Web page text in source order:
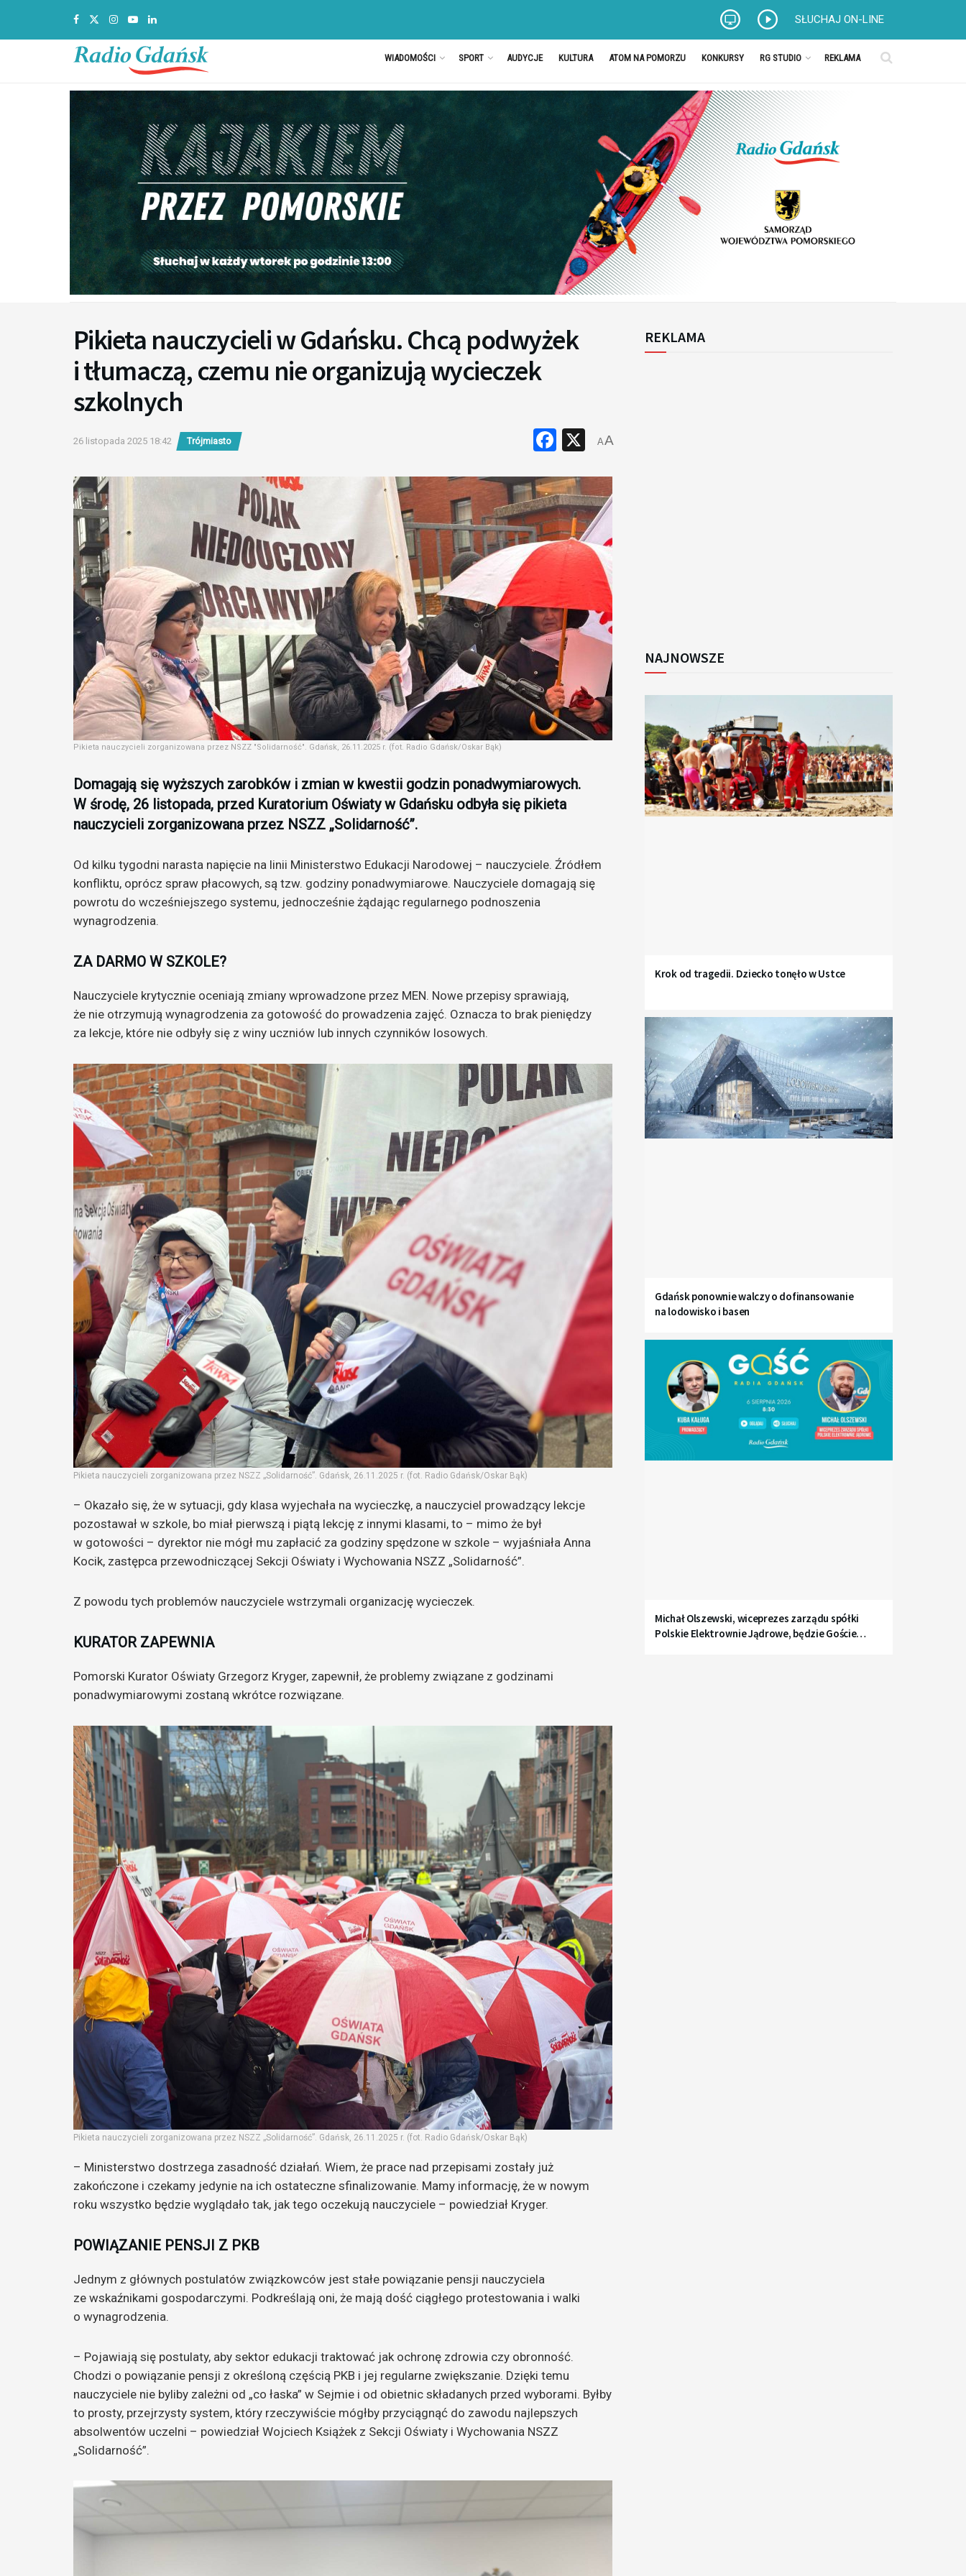
SŁUCHAJ ON-LINE
WIADOMOŚCI SPORT AUDYCJE KULTURA ATOM NA POMORZU KONKURSY RG STUDIO REKLAMA
Pikieta nauczycieli w Gdańsku. Chcą podwyżek
i tłumaczą, czemu nie organizują wycieczek
szkolnych
26 listopada 2025 18:42 Trójmiasto Facebook
X
AA
Pikieta nauczycieli zorganizowana przez NSZZ "Solidarność". Gdańsk, 26.11.2025 r. (fot. Radio Gdańsk/Oskar Bąk)
Domagają się wyższych zarobków i zmian w kwestii godzin ponadwymiarowych.
W środę, 26 listopada, przed Kuratorium Oświaty w Gdańsku odbyła się pikieta
nauczycieli zorganizowana przez NSZZ „Solidarność”.
Od kilku tygodni narasta napięcie na linii Ministerstwo Edukacji Narodowej – nauczyciele. Źródłem
konfliktu, oprócz spraw płacowych, są tzw. godziny ponadwymiarowe. Nauczyciele domagają się
powrotu do wcześniejszego systemu, jednocześnie żądając regularnego podnoszenia
wynagrodzenia.
ZA DARMO W SZKOLE?
Nauczyciele krytycznie oceniają zmiany wprowadzone przez MEN. Nowe przepisy sprawiają,
że nie otrzymują wynagrodzenia za gotowość do prowadzenia zajęć. Oznacza to brak pieniędzy
za lekcje, które nie odbyły się z winy uczniów lub innych czynników losowych.
Pikieta nauczycieli zorganizowana przez NSZZ „Solidarność”. Gdańsk, 26.11.2025 r. (fot. Radio Gdańsk/Oskar Bąk)
– Okazało się, że w sytuacji, gdy klasa wyjechała na wycieczkę, a nauczyciel prowadzący lekcje
pozostawał w szkole, bo miał pierwszą i piątą lekcję z innymi klasami, to – mimo że był
w gotowości – dyrektor nie mógł mu zapłacić za godziny spędzone w szkole – wyjaśniała Anna
Kocik, zastępca przewodniczącej Sekcji Oświaty i Wychowania NSZZ „Solidarność”.
Z powodu tych problemów nauczyciele wstrzymali organizację wycieczek.
KURATOR ZAPEWNIA
Pomorski Kurator Oświaty Grzegorz Kryger, zapewnił, że problemy związane z godzinami
ponadwymiarowymi zostaną wkrótce rozwiązane.
Pikieta nauczycieli zorganizowana przez NSZZ „Solidarność”. Gdańsk, 26.11.2025 r. (fot. Radio Gdańsk/Oskar Bąk)
– Ministerstwo dostrzega zasadność działań. Wiem, że prace nad przepisami zostały już
zakończone i czekamy jedynie na ich ostateczne sfinalizowanie. Mamy informację, że w nowym
roku wszystko będzie wyglądało tak, jak tego oczekują nauczyciele – powiedział Kryger.
POWIĄZANIE PENSJI Z PKB
Jednym z głównych postulatów związkowców jest stałe powiązanie pensji nauczyciela
ze wskaźnikami gospodarczymi. Podkreślają oni, że mają dość ciągłego protestowania i walki
o wynagrodzenia.
– Pojawiają się postulaty, aby sektor edukacji traktować jak ochronę zdrowia czy obronność.
Chodzi o powiązanie pensji z określoną częścią PKB i jej regularne zwiększanie. Dzięki temu
nauczyciele nie byliby zależni od „co łaska” w Sejmie i od obietnic składanych przed wyborami. Byłby
to prosty, przejrzysty system, który rzeczywiście mógłby przyciągnąć do zawodu najlepszych
absolwentów uczelni – powiedział Wojciech Książek z Sekcji Oświaty i Wychowania NSZZ
„Solidarność”.
REKLAMA
NAJNOWSZE
Krok od tragedii. Dziecko tonęło w Ustce
Gdańsk ponownie walczy o dofinansowanie
na lodowisko i basen
Michał Olszewski, wiceprezes zarządu spółki
Polskie Elektrownie Jądrowe, będzie Gościem